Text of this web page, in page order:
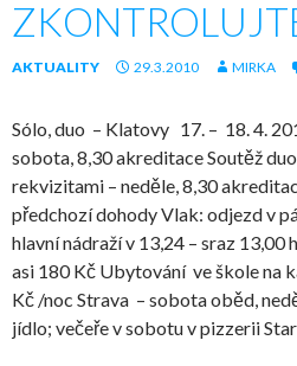
AKTUALITY 29.3.2010 MIRKA
Sólo, duo – Klatovy 17. – 18. 4.
sobota, 8,30 akreditace Soutěž
rekvizitami – neděle, 8,30
předchozí dohody Vlak: odjezd v
hlavní nádraží v 13,24 – sraz 13,00
asi 180 Kč Ubytování ve škole na
Kč /noc Strava – sobota oběd,
jídlo; večeře v sobotu v pizzerii